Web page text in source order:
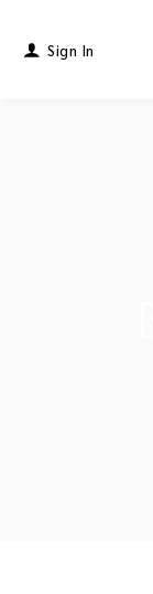
Sign In